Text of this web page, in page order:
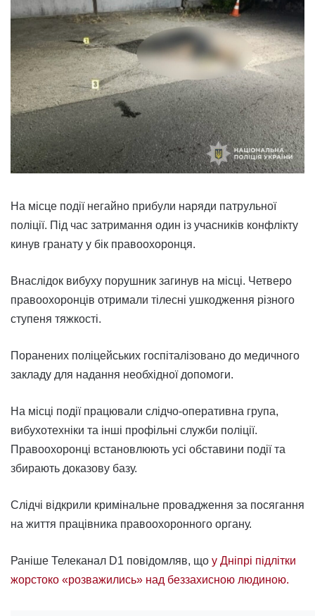
На місце події негайно прибули наряди патрульної
поліції. Під час затримання один із учасників конфлікту
кинув гранату у бік правоохоронця.
Внаслідок вибуху порушник загинув на місці. Четверо
правоохоронців отримали тілесні ушкодження різного
ступеня тяжкості.
Поранених поліцейських госпіталізовано до медичного
закладу для надання необхідної допомоги.
На місці події працювали слідчо-оперативна група,
вибухотехніки та інші профільні служби поліції.
Правоохоронці встановлюють усі обставини події та
збирають доказову базу.
Слідчі відкрили кримінальне провадження за посягання
на життя працівника правоохоронного органу.
Раніше Телеканал D1 повідомляв, що у Дніпрі підлітки
жорстоко «розважились» над беззахисною людиною.